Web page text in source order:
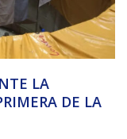
LA
DE LA